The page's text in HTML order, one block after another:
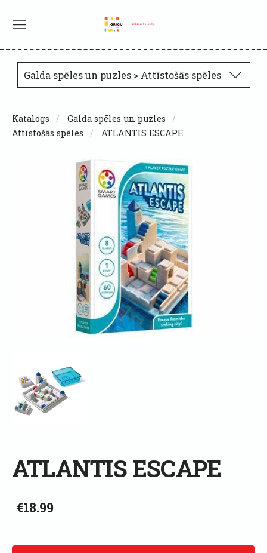
Galda spēles un puzles > Attīstošās spēles
Katalogs
Galda spēles un puzles
Attīstošās spēles
ATLANTIS ESCAPE
ATLANTIS ESCAPE
€18.99